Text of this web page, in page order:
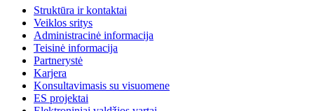
Struktūra ir kontaktai
Veiklos sritys
Administracinė informacija
Teisinė informacija
Partnerystė
Karjera
Konsultavimasis su visuomene
ES projektai